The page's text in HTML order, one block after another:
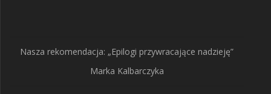
Nasza rekomendacja: „Epilogi przywracające nadzieję”
Marka Kalbarczyka